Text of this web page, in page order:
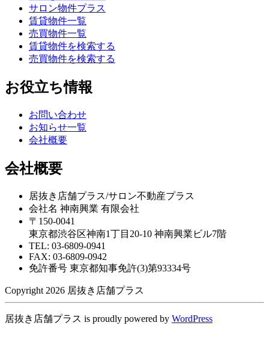
サロン物件プラス
賃貸物件一覧
売買物件一覧
賃貸物件を検索する
売買物件を検索する
お役立ち情報
お問い合わせ
お知らせ一覧
会社概要
会社概要
居抜き店舗プラス/サロン不動産プラス
会社名 神南興業 有限会社
〒150-0041
東京都渋谷区神南1丁目20-10 神南興業ビル7階
TEL: 03-6809-0941
FAX: 03-6809-0942
免許番号 東京都知事免許(3)第93334号
Copyright 2026 居抜き店舗プラス
居抜き店舗プラス is proudly powered by WordPress